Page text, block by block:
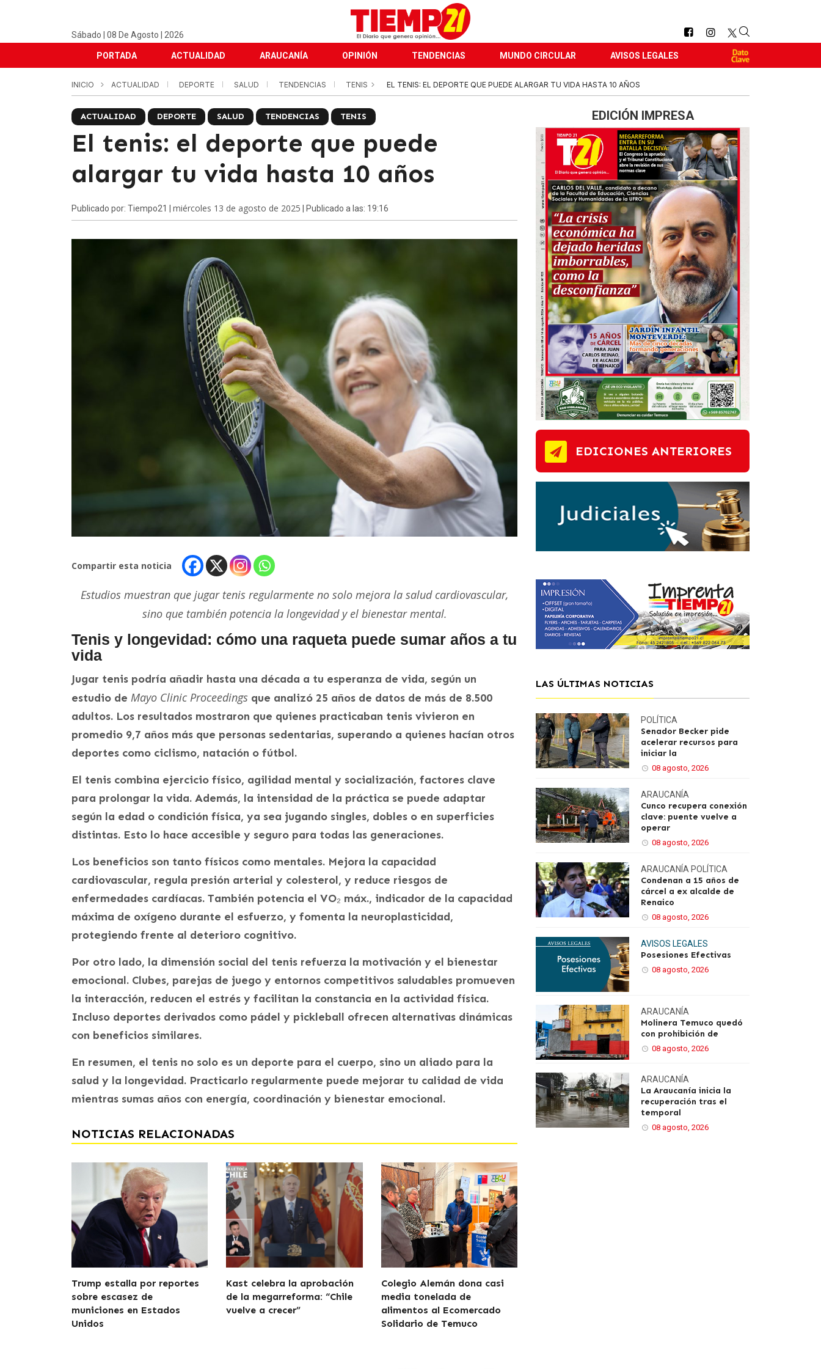
Sábado | 08 De Agosto | 2026
PORTADA ACTUALIDAD ARAUCANÍA OPINIÓN TENDENCIAS MUNDO CIRCULAR AVISOS LEGALES
INICIO ACTUALIDAD DEPORTE SALUD TENDENCIAS TENIS EL TENIS: EL DEPORTE QUE PUEDE ALARGAR TU VIDA HASTA 10 AÑOS
ACTUALIDAD DEPORTE SALUD TENDENCIAS TENIS
El tenis: el deporte que puede
alargar tu vida hasta 10 años
Publicado por: Tiempo21 | miércoles 13 de agosto de 2025 | Publicado a las: 19:16
Compartir esta noticia
Estudios muestran que jugar tenis regularmente no solo mejora la salud cardiovascular,
sino que también potencia la longevidad y el bienestar mental.
Tenis y longevidad: cómo una raqueta puede sumar años a tu
vida
Jugar tenis podría añadir hasta una década a tu esperanza de vida, según un
estudio de Mayo Clinic Proceedings que analizó 25 años de datos de más de 8.500
adultos. Los resultados mostraron que quienes practicaban tenis vivieron en
promedio 9,7 años más que personas sedentarias, superando a quienes hacían otros
deportes como ciclismo, natación o fútbol.
El tenis combina ejercicio físico, agilidad mental y socialización, factores clave
para prolongar la vida. Además, la intensidad de la práctica se puede adaptar
según la edad o condición física, ya sea jugando singles, dobles o en superficies
distintas. Esto lo hace accesible y seguro para todas las generaciones.
Los beneficios son tanto físicos como mentales. Mejora la capacidad
cardiovascular, regula presión arterial y colesterol, y reduce riesgos de
enfermedades cardíacas. También potencia el VO₂ máx., indicador de la capacidad
máxima de oxígeno durante el esfuerzo, y fomenta la neuroplasticidad,
protegiendo frente al deterioro cognitivo.
Por otro lado, la dimensión social del tenis refuerza la motivación y el bienestar
emocional. Clubes, parejas de juego y entornos competitivos saludables promueven
la interacción, reducen el estrés y facilitan la constancia en la actividad física.
Incluso deportes derivados como pádel y pickleball ofrecen alternativas dinámicas
con beneficios similares.
En resumen, el tenis no solo es un deporte para el cuerpo, sino un aliado para la
salud y la longevidad. Practicarlo regularmente puede mejorar tu calidad de vida
mientras sumas años con energía, coordinación y bienestar emocional.
NOTICIAS RELACIONADAS
Trump estalla por reportes
sobre escasez de
municiones en Estados
Unidos
Kast celebra la aprobación
de la megarreforma: “Chile
vuelve a crecer”
Colegio Alemán dona casi
media tonelada de
alimentos al Ecomercado
Solidario de Temuco
EDICIÓN IMPRESA
EDICIONES ANTERIORES
LAS ÚLTIMAS NOTICIAS
POLÍTICA
Senador Becker pide
acelerar recursos para
iniciar la
08 agosto, 2026
ARAUCANÍA
Cunco recupera conexión
clave: puente vuelve a
operar
08 agosto, 2026
ARAUCANÍA POLÍTICA
Condenan a 15 años de
cárcel a ex alcalde de
Renaico
08 agosto, 2026
AVISOS LEGALES
Posesiones Efectivas
08 agosto, 2026
ARAUCANÍA
Molinera Temuco quedó
con prohibición de
08 agosto, 2026
ARAUCANÍA
La Araucanía inicia la
recuperación tras el
temporal
08 agosto, 2026